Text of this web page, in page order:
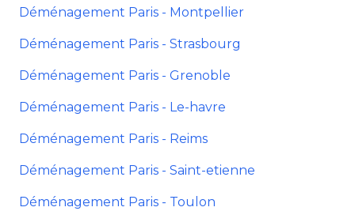
Déménagement Paris - Montpellier
Déménagement Paris - Strasbourg
Déménagement Paris - Grenoble
Déménagement Paris - Le-havre
Déménagement Paris - Reims
Déménagement Paris - Saint-etienne
Déménagement Paris - Toulon